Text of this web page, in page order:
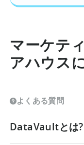
マーケテ
アハウス
よくある質問
DataVaultとは?